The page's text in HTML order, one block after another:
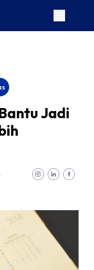
Jadi